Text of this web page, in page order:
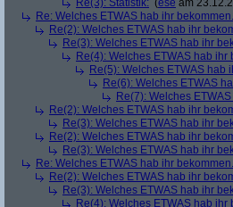
Re(3): Statistik: (ese am
Re: Welches ETWAS hab ihr
Re(2): Welches ETWAS hab ihr
Re(3): Welches ETWAS hab ihr
Re(4): Welches ETWAS hab ihr
Re(5): Welches ETWAS hab
Re(6): Welches ETWAS
Re(7): Welches
Re(2): Welches ETWAS hab ihr
Re(3): Welches ETWAS hab ihr
Re(2): Welches ETWAS hab ihr
Re(3): Welches ETWAS hab ihr
Re: Welches ETWAS hab ihr
Re(2): Welches ETWAS hab ihr
Re(3): Welches ETWAS hab ihr
Re(4): Welches ETWAS hab ihr